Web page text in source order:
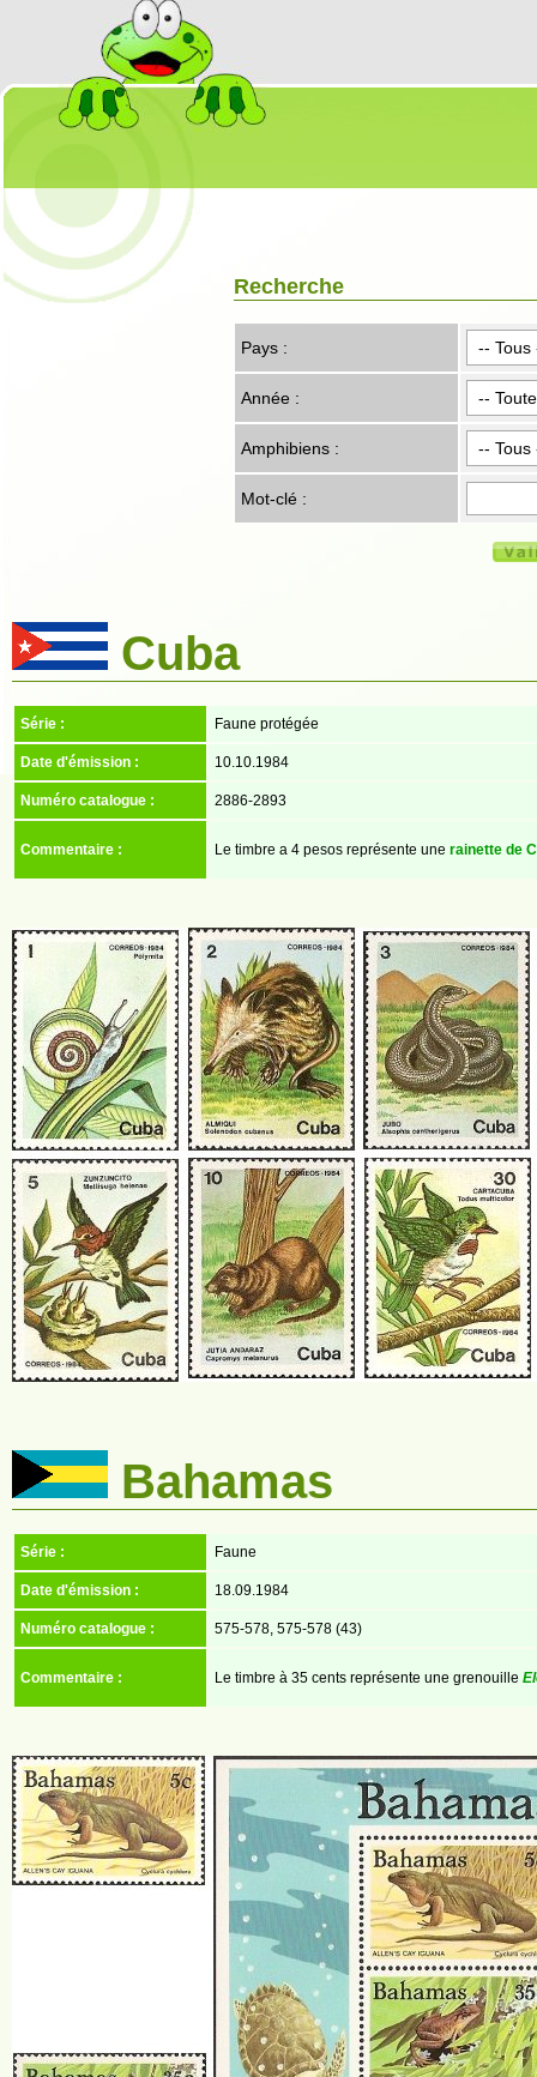
Recherche
Pays :
Année :
Amphibiens :
Mot-clé :
Cuba
Série : Faune protégée
Date d'émission : 10.10.1984
Numéro catalogue : 2886-2893
Commentaire : Le timbre a 4 pesos représente une rainette de
Bahamas
Série : Faune
Date d'émission : 18.09.1984
Numéro catalogue : 575-578, 575-578 (43)
Commentaire : Le timbre à 35 cents représente une grenouille